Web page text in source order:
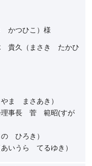
かつひこ）様
貴久（まさき たかひ
ま まさあき）
理事長 菅 範昭(すが
ひろき）
いうら てるゆき）